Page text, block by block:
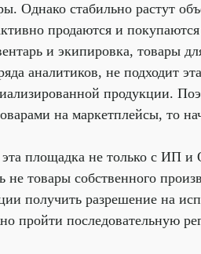
Однако стабильно растут
продаются и
и экипировка, товары
аналитиков, не подходит
продукции.
на маркетплейсы, то
эта площадка не только с ИП
не товары собственного
получить разрешение на
пройти последовательную